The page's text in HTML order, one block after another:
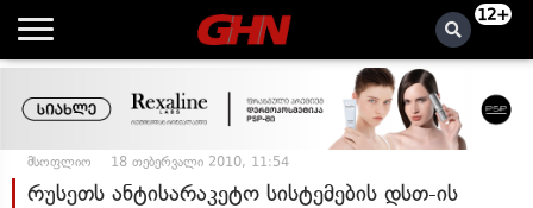
12+
მსოფლიო 18 თებერვალი 2010, 11:54
რუსეთს ანტისარაკეტო სისტემების დსთ-ის